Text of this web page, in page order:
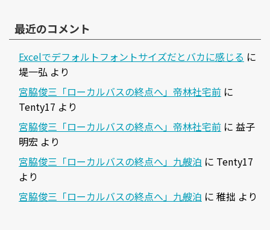
最近のコメント
Excelでデフォルトフォントサイズだとバカに感じる に
堤一弘 より
宮脇俊三「ローカルバスの終点へ」帝林社宅前 に
Tenty17 より
宮脇俊三「ローカルバスの終点へ」帝林社宅前 に 益子
明宏 より
宮脇俊三「ローカルバスの終点へ」九艘泊 に Tenty17
より
宮脇俊三「ローカルバスの終点へ」九艘泊 に 稚拙 より